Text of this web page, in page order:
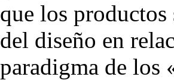
que los
del diseño en
paradigma de los